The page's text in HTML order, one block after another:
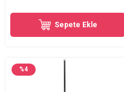
Sepete Ekle
%4